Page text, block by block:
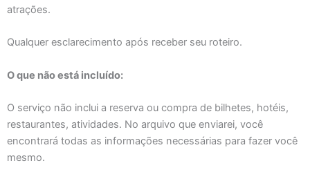
atrações.
Qualquer esclarecimento após receber seu roteiro.
O que não está incluído:
O serviço não inclui a reserva ou compra de bilhetes, hotéis,
restaurantes, atividades. No arquivo que enviarei, você
encontrará todas as informações necessárias para fazer você
mesmo.